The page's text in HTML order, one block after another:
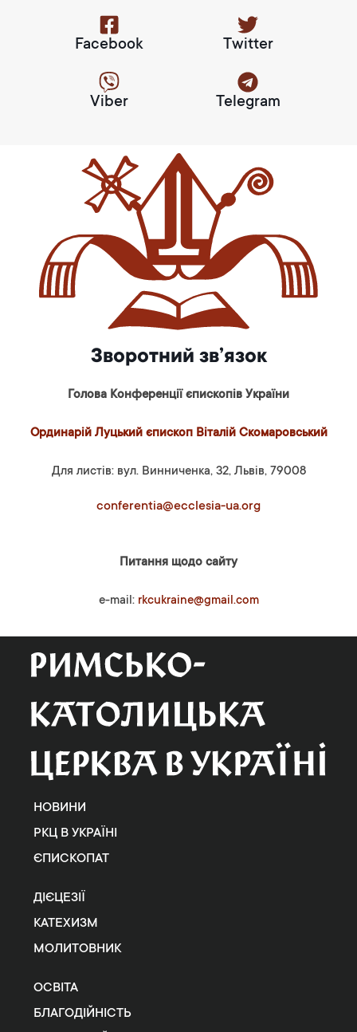
Facebook Twitter
Viber Telegram
Зворотний зв’язок
Голова Конференції єпископів України
Ординарій Луцький єпископ Віталій Скомаровський
Для листів: вул. Винниченка, 32, Львів, 79008
conferentia@ecclesia-ua.org
Питання щодо сайту
e-mail: rkcukraine@gmail.com
НОВИНИ
РКЦ В УКРАЇНІ
ЄПИСКОПАТ
ДІЄЦЕЗІЇ
КАТЕХИЗМ
МОЛИТОВНИК
ОСВІТА
БЛАГОДІЙНІСТЬ